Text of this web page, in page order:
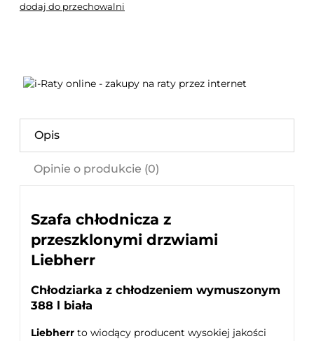
dodaj do przechowalni
Opis
Opinie o produkcie (0)
Szafa chłodnicza z
przeszklonymi drzwiami
Liebherr
Chłodziarka z chłodzeniem wymuszonym
388 l biała
Liebherr to wiodący producent wysokiej jakości